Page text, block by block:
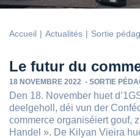
Accueil Actualités Sortie
Le futur du
18 NOVEMBRE 2022 - SORTIE
Den 18. November huet
deelgeholl, déi vun der
commerce organiséiert gouf,
Handel ». De Kilyan Vieira